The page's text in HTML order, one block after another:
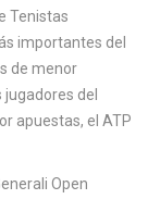
a
a
Tenistas
importantes del
de menor
del
apuestas, el ATP
Open